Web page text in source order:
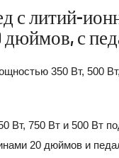
с литий-
с
350 Вт, 500
Вт, 750 Вт и 500 Вт
20 дюймов и